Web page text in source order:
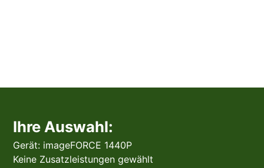
Ihre Auswahl:
Gerät: imageFORCE 1440P
Keine Zusatzleistungen gewählt